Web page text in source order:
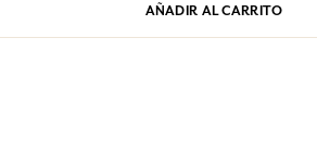
AÑADIR AL CARRITO